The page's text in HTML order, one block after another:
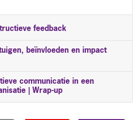
feedback
beïnvloeden en impact
communicatie in een
| Wrap-up